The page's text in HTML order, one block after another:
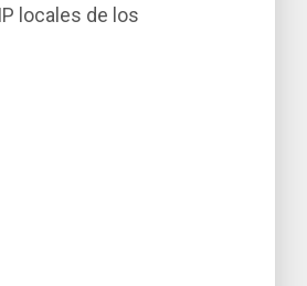
locales de los